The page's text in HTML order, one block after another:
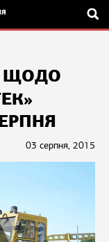
ЩОДО
03 серпня, 2015